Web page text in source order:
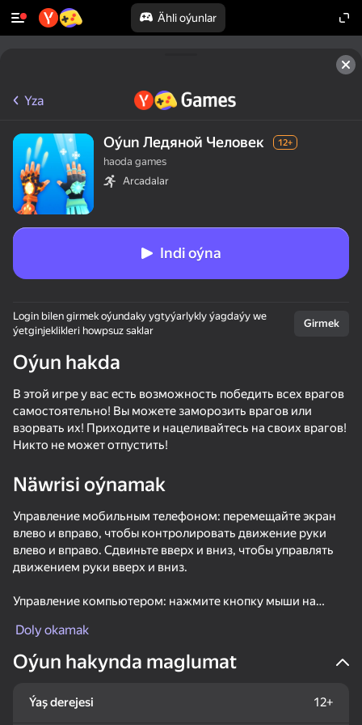
Ähli oýunlar
Fire and Frost Master
Yza
Oýun Ледяной Человек 12+
haoda games
Arcadalar
Indi oýna
Login bilen girmek oýundaky ygtyýarlykly ýagdaýy we
ýetginjeklikleri howpsuz saklar
Girmek
Oýun hakda
В этой игре у вас есть возможность победить всех врагов
самостоятельно! Вы можете заморозить врагов или
взорвать их! Приходите и нацеливайтесь на своих врагов!
Никто не может отпустить!
Näwrisi oýnamak
Управление мобильным телефоном: перемещайте экран
влево и вправо, чтобы контролировать движение руки
влево и вправо. Сдвиньте вверх и вниз, чтобы управлять
движением руки вверх и вниз.
Управление компьютером: нажмите кнопку мыши на
чтобы контролировать движение руки влево или вправо.
Сдвиньте вверх и вниз, чтобы управлять движением руки
вверх и вниз.
Doly okamak
Oýun hakynda maglumat
Ýaş derejesi 12+